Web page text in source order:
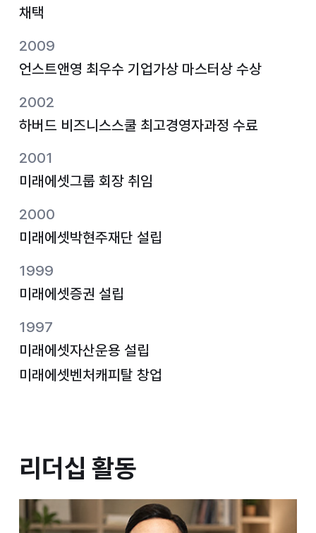
채택
2009
언스트앤영 최우수 기업가상 마스터상 수상
2002
하버드 비즈니스스쿨 최고경영자과정 수료
2001
미래에셋그룹 회장 취임
2000
미래에셋박현주재단 설립
1999
미래에셋증권 설립
1997
미래에셋자산운용 설립
미래에셋벤처캐피탈 창업
리더십 활동